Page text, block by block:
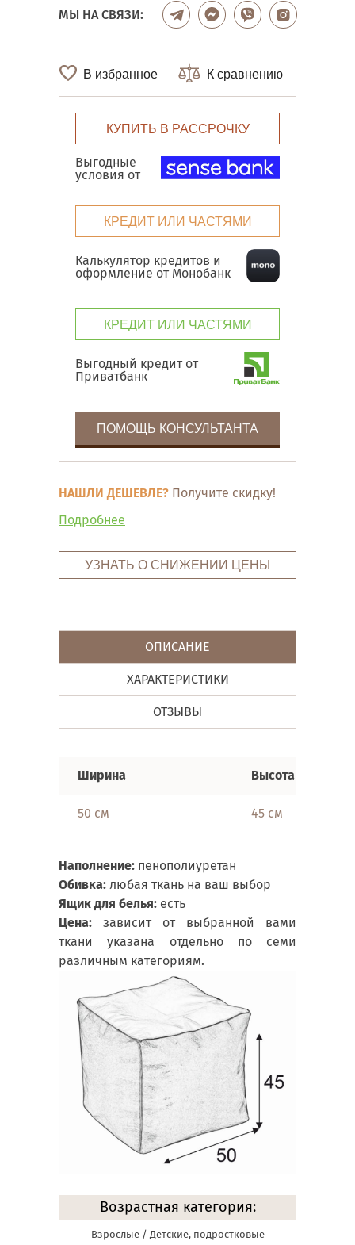
МЫ НА СВЯЗИ:
В избранное К сравнению
КУПИТЬ В РАССРОЧКУ
Выгодные
условия от
КРЕДИТ ИЛИ ЧАСТЯМИ
Калькулятор кредитов и
оформление от Монобанк
КРЕДИТ ИЛИ ЧАСТЯМИ
Выгодный кредит от
Приватбанк
ПОМОЩЬ КОНСУЛЬТАНТА
НАШЛИ ДЕШЕВЛЕ? Получите скидку!
Подробнее
УЗНАТЬ О СНИЖЕНИИ ЦЕНЫ
ОПИСАНИЕ
ХАРАКТЕРИСТИКИ
ОТЗЫВЫ
Ширина Высота
50 см 45 см
Наполнение: пенополиуретан
Обивка: любая ткань на ваш выбор
Ящик для белья: есть
Цена: зависит от выбранной вами
ткани указана отдельно по семи
различным категориям.
Возрастная категория:
Взрослые / Детские, подростковые